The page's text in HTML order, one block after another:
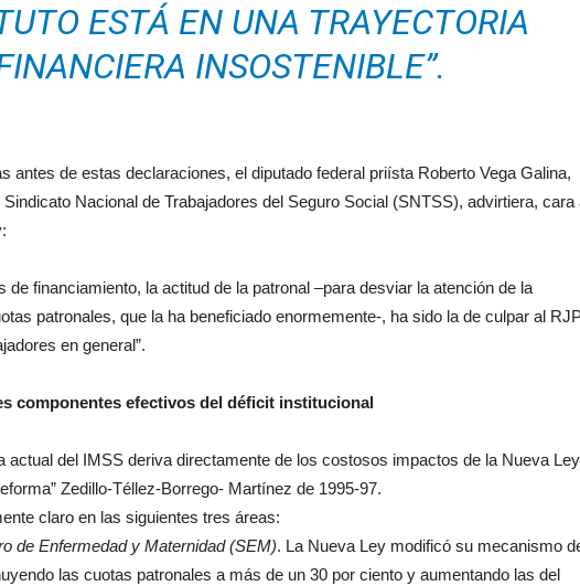
ESTÁ EN UNA TRAYECTORIA
INSOSTENIBLE”.
antes de estas declaraciones, el diputado federal priísta Roberto Vega Galina,
Nacional de Trabajadores del Seguro Social (SNTSS), advirtiera, cara
de financiamiento, la actitud de la patronal –para desviar la atención de la
patronales, que la ha beneficiado enormemente-, ha sido la de culpar al
en general”.
componentes efectivos del déficit institucional
actual del IMSS deriva directamente de los costosos impactos de la Nueva Ley
Zedillo-Téllez-Borrego- Martínez de 1995-97.
claro en las siguientes tres áreas:
de Enfermedad y Maternidad (SEM). La Nueva Ley modificó su mecanismo
las cuotas patronales a más de un 30 por ciento y aumentando las del